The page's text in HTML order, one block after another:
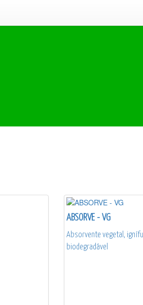
ABSORVE - VG
Absorvente vegetal,
biodegradável